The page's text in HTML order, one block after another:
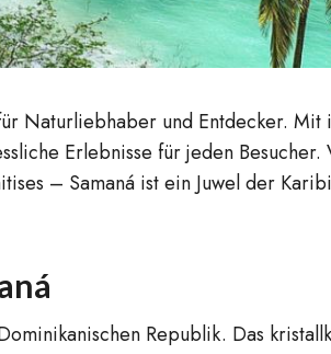
Naturliebhaber und Entdecker.
Erlebnisse für jeden
– Samaná ist ein Juwel der
Republik. Das